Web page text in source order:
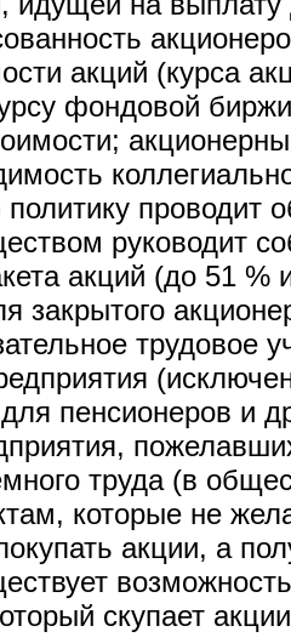
акций (курса
фондовой
проводит
руководит
акций (до 51 %
закрытого
трудовое
пенсионеров и
труда (в
которые не
акции, а
скупает